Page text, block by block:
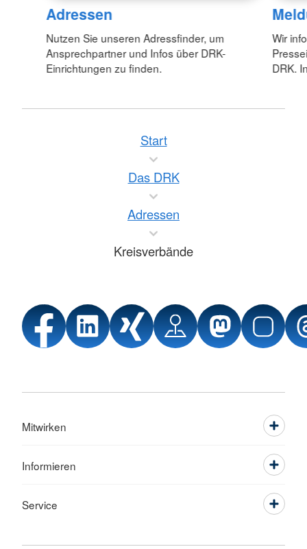
Adressen
Nutzen Sie unseren Adressfinder, um
Ansprechpartner und Infos über DRK-
Einrichtungen zu finden.
Wir
DRK.
Start
Das DRK
Adressen
Kreisverbände
Mitwirken
Informieren
Service